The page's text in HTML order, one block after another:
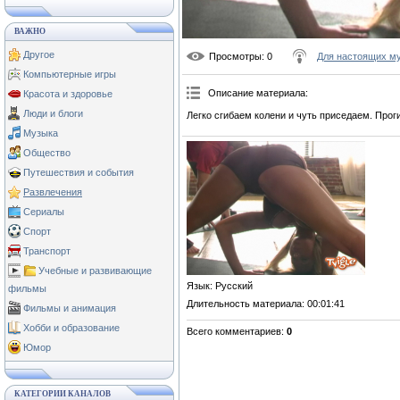
ВАЖНО
Другое
Компьютерные игры
Красота и здоровье
Люди и блоги
Музыка
Общество
Путешествия и события
Развлечения
Сериалы
Спорт
Транспорт
Учебные и развивающие
фильмы
Фильмы и анимация
Хобби и образование
Юмор
КАТЕГОРИИ КАНАЛОВ
Просмотры: 0 Для настоящих
Описание материала:
Легко сгибаем колени и чуть приседаем.
Язык: Русский
Длительность материала: 00:01:41
Всего комментариев: 0